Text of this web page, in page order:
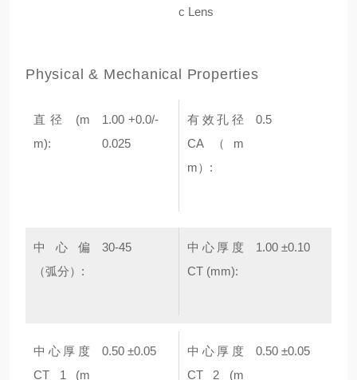
c Lens
Physical & Mechanical Properties
直径 (m
m):
1.00 +0.0/-
0.025
有效孔径
CA（m
m）:
0.5
中心偏
（弧分）:
30-45
中心厚度
CT (mm):
1.00 ±0.10
中心厚度
CT 1 (m
0.50 ±0.05
中心厚度
CT 2 (m
0.50 ±0.05